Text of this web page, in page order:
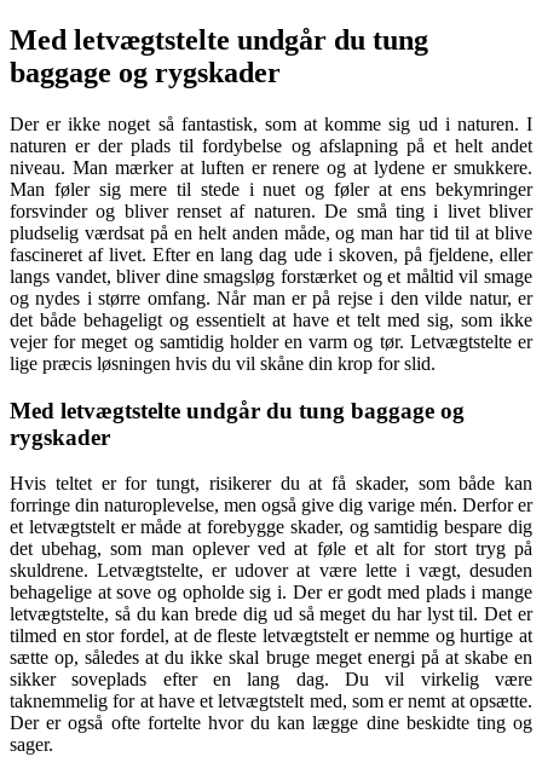
Med letvægtstelte undgår du tung
baggage og rygskader
Der er ikke noget så fantastisk, som at komme sig ud i naturen. I
naturen er der plads til fordybelse og afslapning på et helt andet
niveau. Man mærker at luften er renere og at lydene er smukkere.
Man føler sig mere til stede i nuet og føler at ens bekymringer
forsvinder og bliver renset af naturen. De små ting i livet bliver
pludselig værdsat på en helt anden måde, og man har tid til at blive
fascineret af livet. Efter en lang dag ude i skoven, på fjeldene, eller
langs vandet, bliver dine smagsløg forstærket og et måltid vil smage
og nydes i større omfang. Når man er på rejse i den vilde natur, er
det både behageligt og essentielt at have et telt med sig, som ikke
vejer for meget og samtidig holder en varm og tør. Letvægtstelte er
lige præcis løsningen hvis du vil skåne din krop for slid.
Med letvægtstelte undgår du tung baggage og
rygskader
Hvis teltet er for tungt, risikerer du at få skader, som både kan
forringe din naturoplevelse, men også give dig varige mén. Derfor er
et letvægtstelt er måde at forebygge skader, og samtidig bespare dig
det ubehag, som man oplever ved at føle et alt for stort tryg på
skuldrene. Letvægtstelte, er udover at være lette i vægt, desuden
behagelige at sove og opholde sig i. Der er godt med plads i mange
letvægtstelte, så du kan brede dig ud så meget du har lyst til. Det er
tilmed en stor fordel, at de fleste letvægtstelt er nemme og hurtige at
sætte op, således at du ikke skal bruge meget energi på at skabe en
sikker soveplads efter en lang dag. Du vil virkelig være
taknemmelig for at have et letvægtstelt med, som er nemt at opsætte.
Der er også ofte fortelte hvor du kan lægge dine beskidte ting og
sager.